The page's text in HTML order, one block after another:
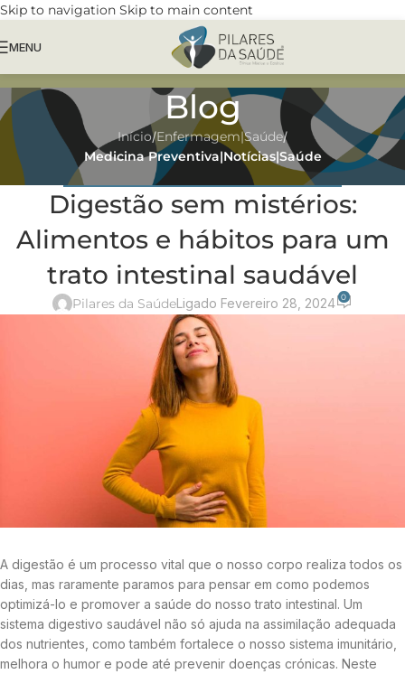
Skip to navigation Skip to main content
MENU
Blog
Início/Enfermagem|Saúde/
Medicina Preventiva|Notícias|Saúde
MEDICINA PREVENTIVA|NOTÍCIAS|SAÚDE NUTRIÇÃO
Digestão sem mistérios:
Alimentos e hábitos para um
trato intestinal saudável
Pilares da SaúdeLigado Fevereiro 28, 2024 0
A digestão é um processo vital que o nosso corpo realiza todos os
dias, mas raramente paramos para pensar em como podemos
optimizá-lo e promover a saúde do nosso trato intestinal. Um
sistema digestivo saudável não só ajuda na assimilação adequada
dos nutrientes, como também fortalece o nosso sistema imunitário,
melhora o humor e pode até prevenir doenças crónicas. Neste